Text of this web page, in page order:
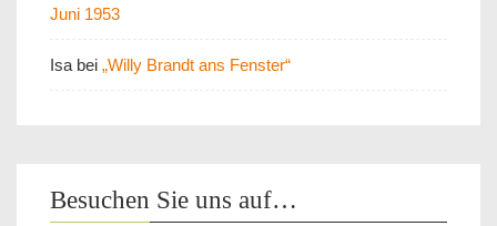
Juni 1953
Isa bei „Willy Brandt ans Fenster“
Besuchen Sie uns auf…